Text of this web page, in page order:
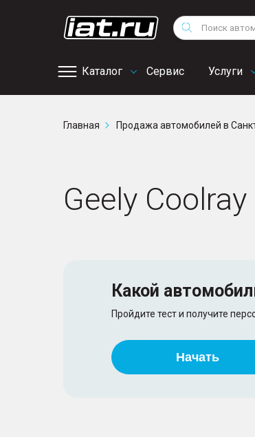
Поиск
Каталог Сервис
сервис
Услуги
Снегоходы
Квадроциклы
Главная Продажа автомобилей в
Geely Coolray
Какой
Пройдите тест и получите
Начать